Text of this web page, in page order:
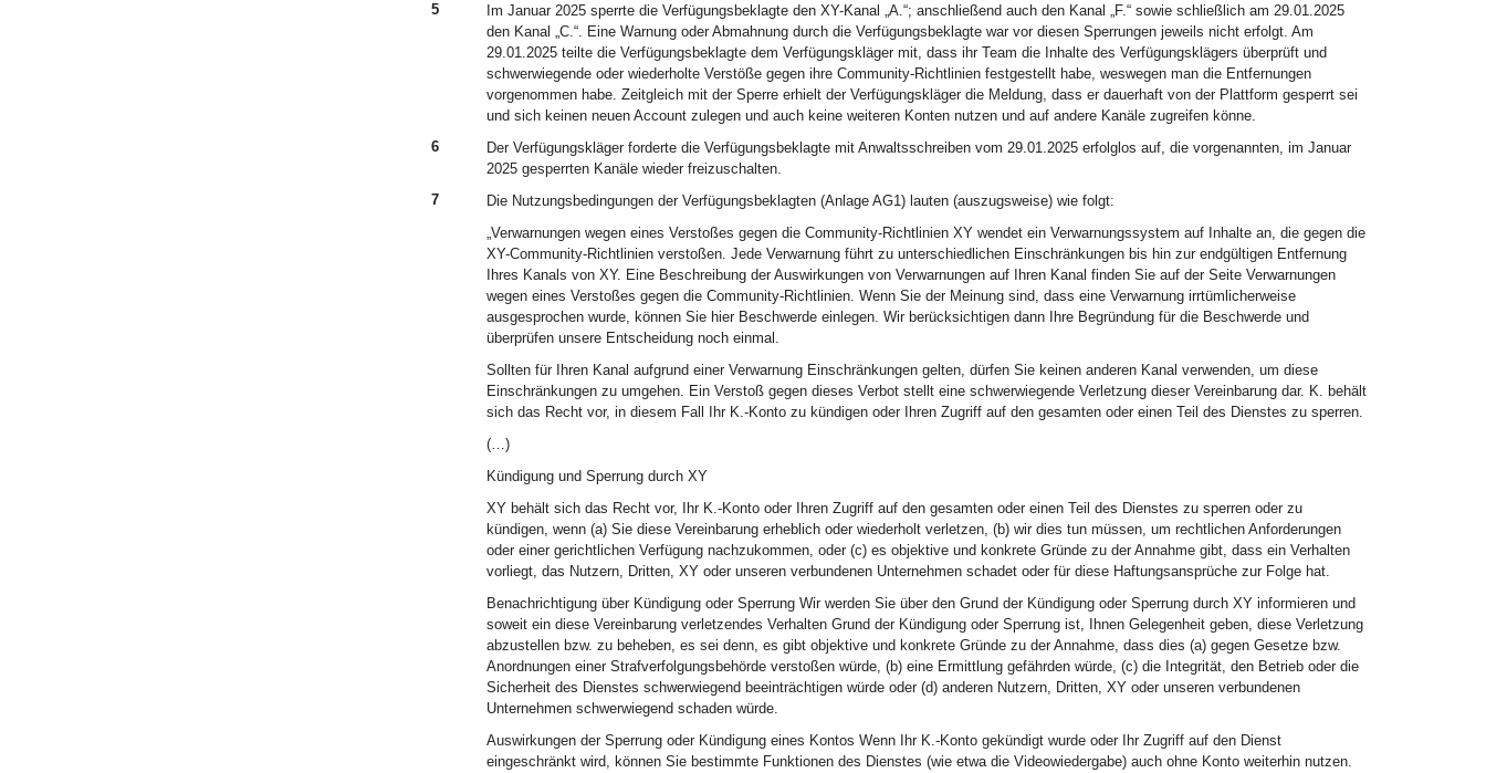
5
Im Januar 2025 sperrte die Verfügungsbeklagte den XY-Kanal „A.“; anschließend auch den Kanal „F.“ sowie schließlich am 29.01.2025
den Kanal „C.“. Eine Warnung oder Abmahnung durch die Verfügungsbeklagte war vor diesen Sperrungen jeweils nicht erfolgt. Am
29.01.2025 teilte die Verfügungsbeklagte dem Verfügungskläger mit, dass ihr Team die Inhalte des Verfügungsklägers überprüft und
schwerwiegende oder wiederholte Verstöße gegen ihre Community-Richtlinien festgestellt habe, weswegen man die Entfernungen
vorgenommen habe. Zeitgleich mit der Sperre erhielt der Verfügungskläger die Meldung, dass er dauerhaft von der Plattform gesperrt sei
und sich keinen neuen Account zulegen und auch keine weiteren Konten nutzen und auf andere Kanäle zugreifen könne.
6
Der Verfügungskläger forderte die Verfügungsbeklagte mit Anwaltsschreiben vom 29.01.2025 erfolglos auf, die vorgenannten, im Januar
2025 gesperrten Kanäle wieder freizuschalten.
7
Die Nutzungsbedingungen der Verfügungsbeklagten (Anlage AG1) lauten (auszugsweise) wie folgt:
„Verwarnungen wegen eines Verstoßes gegen die Community-Richtlinien XY wendet ein Verwarnungssystem auf Inhalte an, die gegen die
XY-Community-Richtlinien verstoßen. Jede Verwarnung führt zu unterschiedlichen Einschränkungen bis hin zur endgültigen Entfernung
Ihres Kanals von XY. Eine Beschreibung der Auswirkungen von Verwarnungen auf Ihren Kanal finden Sie auf der Seite Verwarnungen
wegen eines Verstoßes gegen die Community-Richtlinien. Wenn Sie der Meinung sind, dass eine Verwarnung irrtümlicherweise
ausgesprochen wurde, können Sie hier Beschwerde einlegen. Wir berücksichtigen dann Ihre Begründung für die Beschwerde und
überprüfen unsere Entscheidung noch einmal.
Sollten für Ihren Kanal aufgrund einer Verwarnung Einschränkungen gelten, dürfen Sie keinen anderen Kanal verwenden, um diese
Einschränkungen zu umgehen. Ein Verstoß gegen dieses Verbot stellt eine schwerwiegende Verletzung dieser Vereinbarung dar. K. behält
sich das Recht vor, in diesem Fall Ihr K.-Konto zu kündigen oder Ihren Zugriff auf den gesamten oder einen Teil des Dienstes zu sperren.
(…)
Kündigung und Sperrung durch XY
XY behält sich das Recht vor, Ihr K.-Konto oder Ihren Zugriff auf den gesamten oder einen Teil des Dienstes zu sperren oder zu
kündigen, wenn (a) Sie diese Vereinbarung erheblich oder wiederholt verletzen, (b) wir dies tun müssen, um rechtlichen Anforderungen
oder einer gerichtlichen Verfügung nachzukommen, oder (c) es objektive und konkrete Gründe zu der Annahme gibt, dass ein Verhalten
vorliegt, das Nutzern, Dritten, XY oder unseren verbundenen Unternehmen schadet oder für diese Haftungsansprüche zur Folge hat.
Benachrichtigung über Kündigung oder Sperrung Wir werden Sie über den Grund der Kündigung oder Sperrung durch XY informieren und
soweit ein diese Vereinbarung verletzendes Verhalten Grund der Kündigung oder Sperrung ist, Ihnen Gelegenheit geben, diese Verletzung
abzustellen bzw. zu beheben, es sei denn, es gibt objektive und konkrete Gründe zu der Annahme, dass dies (a) gegen Gesetze bzw.
Anordnungen einer Strafverfolgungsbehörde verstoßen würde, (b) eine Ermittlung gefährden würde, (c) die Integrität, den Betrieb oder die
Sicherheit des Dienstes schwerwiegend beeinträchtigen würde oder (d) anderen Nutzern, Dritten, XY oder unseren verbundenen
Unternehmen schwerwiegend schaden würde.
Auswirkungen der Sperrung oder Kündigung eines Kontos Wenn Ihr K.-Konto gekündigt wurde oder Ihr Zugriff auf den Dienst
eingeschränkt wird, können Sie bestimmte Funktionen des Dienstes (wie etwa die Videowiedergabe) auch ohne Konto weiterhin nutzen.